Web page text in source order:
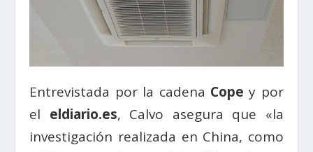
Entrevistada por la cadena Cope y por
el eldiario.es, Calvo asegura que «la
investigación realizada en China, como